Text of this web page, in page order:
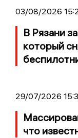
03/08/2026
В Рязани
который
29/07/2026
что